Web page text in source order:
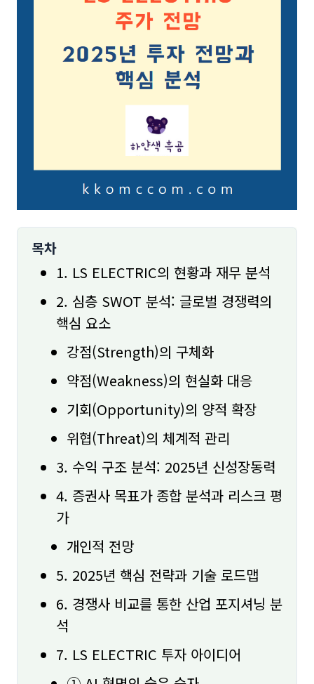
목차
1. LS ELECTRIC의 현황과 재무 분석
2. 심층 SWOT 분석: 글로벌 경쟁력의
핵심 요소
강점(Strength)의 구체화
약점(Weakness)의 현실화 대응
기회(Opportunity)의 양적 확장
위협(Threat)의 체계적 관리
3. 수익 구조 분석: 2025년 신성장동력
4. 증권사 목표가 종합 분석과 리스크 평
가
개인적 전망
5. 2025년 핵심 전략과 기술 로드맵
6. 경쟁사 비교를 통한 산업 포지셔닝 분
석
7. LS ELECTRIC 투자 아이디어